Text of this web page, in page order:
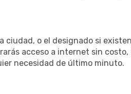
o el designado si
acceso a internet sin
necesidad de último minuto.